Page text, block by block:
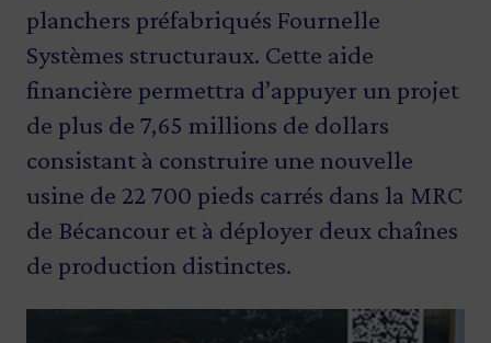
planchers préfabriqués Fournelle
Systèmes structuraux. Cette aide
financière permettra d’appuyer un projet
de plus de 7,65 millions de dollars
consistant à construire une nouvelle
usine de 22 700 pieds carrés dans la MRC
de Bécancour et à déployer deux chaînes
de production distinctes.